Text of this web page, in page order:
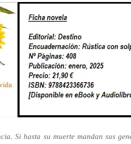
Si hasta su muerte mandan sus